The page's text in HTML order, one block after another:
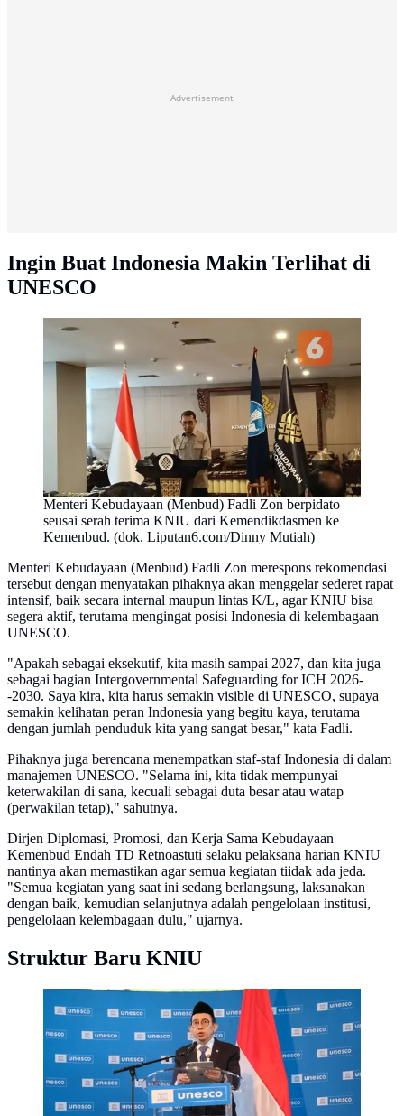
Advertisement
Ingin Buat Indonesia Makin Terlihat di
UNESCO
Menteri Kebudayaan (Menbud) Fadli Zon berpidato
seusai serah terima KNIU dari Kemendikdasmen ke
Kemenbud. (dok. Liputan6.com/Dinny Mutiah)
Menteri Kebudayaan (Menbud) Fadli Zon merespons rekomendasi
tersebut dengan menyatakan pihaknya akan menggelar sederet rapat
intensif, baik secara internal maupun lintas K/L, agar KNIU bisa
segera aktif, terutama mengingat posisi Indonesia di kelembagaan
UNESCO.
"Apakah sebagai eksekutif, kita masih sampai 2027, dan kita juga
sebagai bagian Intergovernmental Safeguarding for ICH 2026-
-2030. Saya kira, kita harus semakin visible di UNESCO, supaya
semakin kelihatan peran Indonesia yang begitu kaya, terutama
dengan jumlah penduduk kita yang sangat besar," kata Fadli.
Pihaknya juga berencana menempatkan staf-staf Indonesia di dalam
manajemen UNESCO. "Selama ini, kita tidak mempunyai
keterwakilan di sana, kecuali sebagai duta besar atau watap
(perwakilan tetap)," sahutnya.
Dirjen Diplomasi, Promosi, dan Kerja Sama Kebudayaan
Kemenbud Endah TD Retnoastuti selaku pelaksana harian KNIU
nantinya akan memastikan agar semua kegiatan tiidak ada jeda.
"Semua kegiatan yang saat ini sedang berlangsung, laksanakan
dengan baik, kemudian selanjutnya adalah pengelolaan institusi,
pengelolaan kelembagaan dulu," ujarnya.
Struktur Baru KNIU